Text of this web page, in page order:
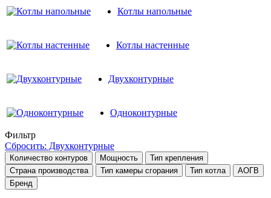
Котлы напольные
Котлы настенные
Двухконтурные
Одноконтурные
Фильтр
Сбросить: Двухконтурные
Количество контуров Мощность
Тип крепления
Страна производства
Тип камеры сгорания Тип котла
АОГВ
Бренд